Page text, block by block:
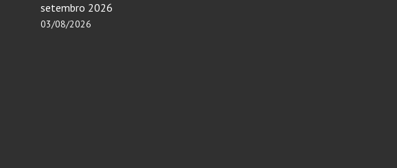
setembro 2026
03/08/2026